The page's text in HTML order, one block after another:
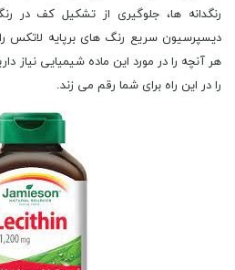
رنگدانه ها، جلوگیری از تشکیل کف در
دیسپرسیون سریع رنگ های برپایه لاتکس
هر آنچه را در مورد این ماده شیمیایی نیاز
را در این راه برای شما رقم می زند.